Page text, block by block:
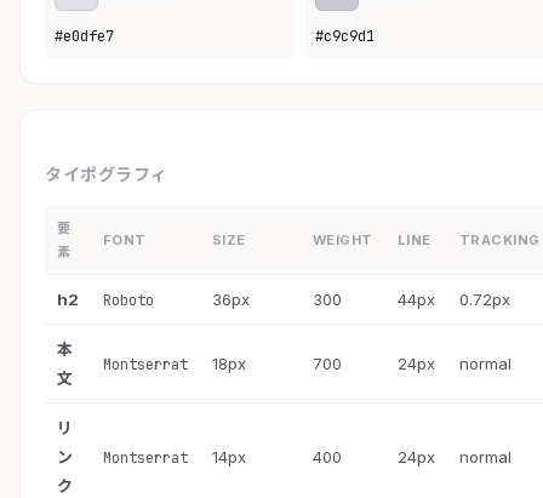
#e0dfe7 #c9c9d1
タイポグラフィ
要
素
FONT SIZE WEIGHT LINE TRACKING
h2 Roboto 36px 300 44px 0.72px
本
文
Montserrat 18px 700 24px normal
リ
ン
ク
Montserrat 14px 400 24px normal